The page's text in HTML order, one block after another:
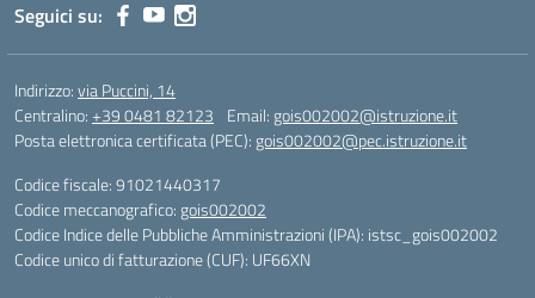
Seguici su:
Indirizzo:via Puccini, 14
Centralino:+39 0481 82123 Email: gois002002@istruzione.it
Posta elettronica certificata (PEC): gois002002@pec.istruzione.it
Codice fiscale: 91021440317
Codice meccanografico: gois002002
Codice Indice delle Pubbliche Amministrazioni (IPA): istsc_gois002002
Codice unico di fatturazione (CUF): UF66XN